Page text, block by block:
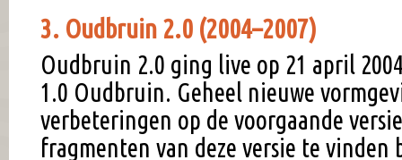
3. Oudbruin 2.0 (2004–2007)
Oudbruin 2.0 ging live op 21 april
1.0 Oudbruin. Geheel nieuwe
verbeteringen op de voorgaande
fragmenten van deze versie te